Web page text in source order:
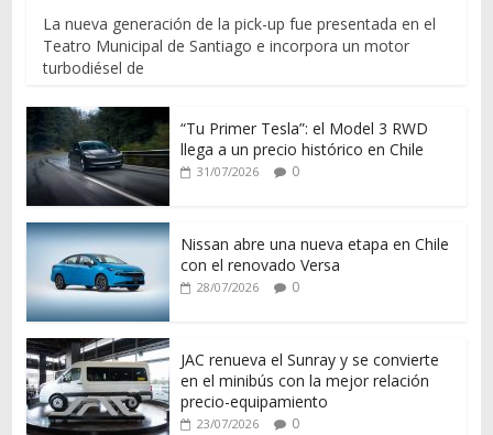
La nueva generación de la pick-up fue presentada en el
Teatro Municipal de Santiago e incorpora un motor
turbodiésel de
“Tu Primer Tesla”: el Model 3 RWD
llega a un precio histórico en Chile
31/07/2026 0
Nissan abre una nueva etapa en Chile
con el renovado Versa
28/07/2026 0
JAC renueva el Sunray y se convierte
en el minibús con la mejor relación
precio-equipamiento
23/07/2026 0